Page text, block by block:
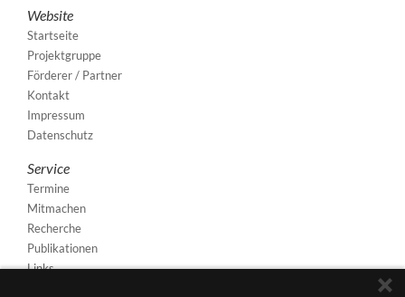
Website
Startseite
Projektgruppe
Förderer / Partner
Kontakt
Impressum
Datenschutz
Service
Termine
Mitmachen
Recherche
Publikationen
Links